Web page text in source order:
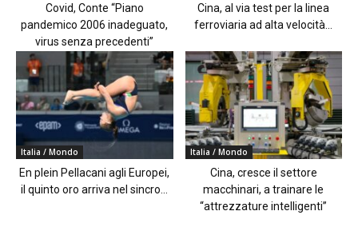
Covid, Conte “Piano
pandemico 2006 inadeguato,
virus senza precedenti”
Cina, al via test per la linea
ferroviaria ad alta velocità...
Italia / Mondo
En plein Pellacani agli Europei,
il quinto oro arriva nel sincro...
Italia / Mondo
Cina, cresce il settore
macchinari, a trainare le
“attrezzature intelligenti”